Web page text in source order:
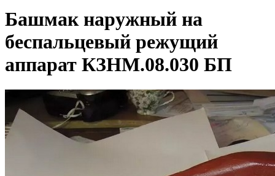
Башмак наружный на
беспальцевый режущий
аппарат КЗНМ.08.030 БП